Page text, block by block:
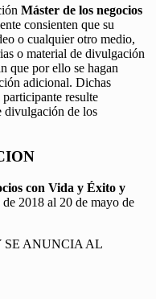
Máster de los negocios
consienten que su
o cualquier otro medio,
o material de divulgación
que por ello se hagan
adicional. Dichas
resulte
divulgación de los
con Vida y Éxito y
2018 al 20 de mayo de
SE ANUNCIA AL